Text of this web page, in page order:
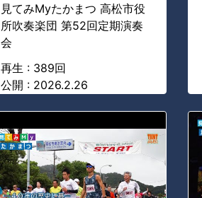
見てみMyたかまつ 高松市役
所吹奏楽団 第52回定期演奏
会
再生 : 389回
公開 : 2026.2.26